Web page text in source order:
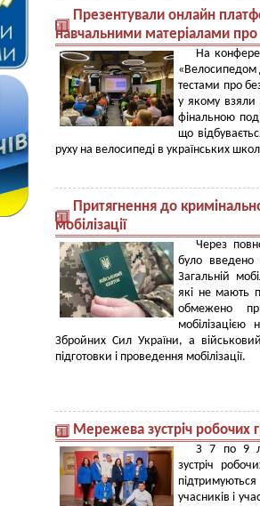
Презентували онлайн
навчальними матеріалами про
На
«Велосипедом
тестами про
у якому взяли
фінальною
що
руху на велосипеді в українських
Притягнення до
мобілізації
Через
було введено
Загальній
які не мають
обмежено
Збройних Сил України, а
підготовки і проведення мобілізації.
Мережева зустріч робочих
З 7 по 9
зустріч
учасників і